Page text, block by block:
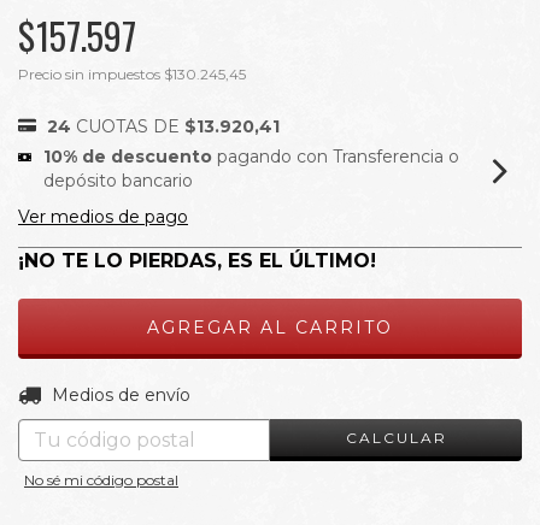
$157.597
Precio sin impuestos $130.245,45
24 CUOTAS DE $13.920,41
10% de descuento pagando con Transferencia o
depósito bancario
Ver medios de pago
¡NO TE LO PIERDAS, ES EL ÚLTIMO!
Entregas para el CP:
Medios de envío
CALCULAR
No sé mi código postal